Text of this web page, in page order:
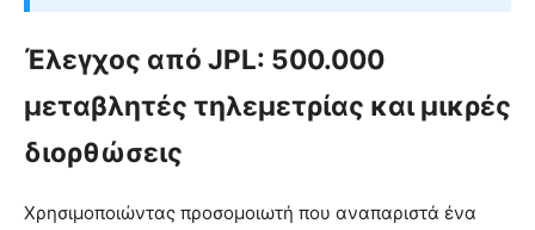
Έλεγχος από JPL: 500.000
μεταβλητές τηλεμετρίας και μικρές
διορθώσεις
Χρησιμοποιώντας προσομοιωτή που αναπαριστά ένα